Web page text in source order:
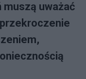
muszą uważać